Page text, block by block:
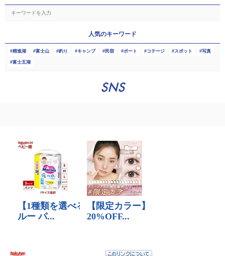
人気のキーワード
精進湖 富士山 釣り キャンプ 民宿 ボート コテージ スポット 写真
富士五湖
SNS